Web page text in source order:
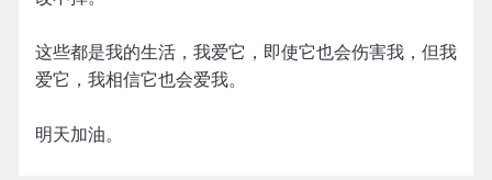
这些都是我的生活，我爱它，即使它也会伤害我，但我
爱它，我相信它也会爱我。
明天加油。